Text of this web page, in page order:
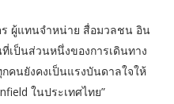
ผู้แทนจำหน่าย สื่อมวลชน อิน
เป็นส่วนหนึ่งของการเดินทาง
คนยังคงเป็นแรงบันดาลใจให้
ในประเทศไทย”